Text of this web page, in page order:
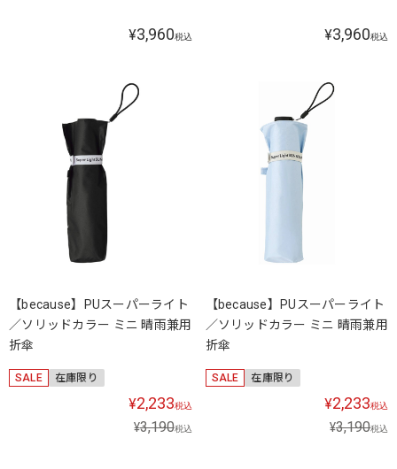
¥3,960税込 ¥3,960税込
【because】PUスーパーライト
／ソリッドカラー ミニ 晴雨兼用
折傘
SALE 在庫限り
¥2,233税込
¥3,190税込
【because】PUスーパーライト
／ソリッドカラー ミニ 晴雨兼用
折傘
SALE 在庫限り
¥2,233税込
¥3,190税込